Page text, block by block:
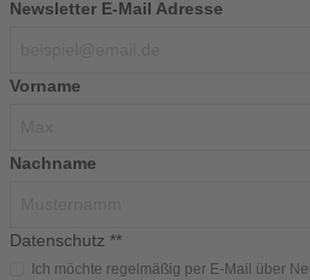
Newsletter E-Mail Adresse
Vorname
Nachname
Datenschutz **
Ich möchte regelmäßig per E-Mail über